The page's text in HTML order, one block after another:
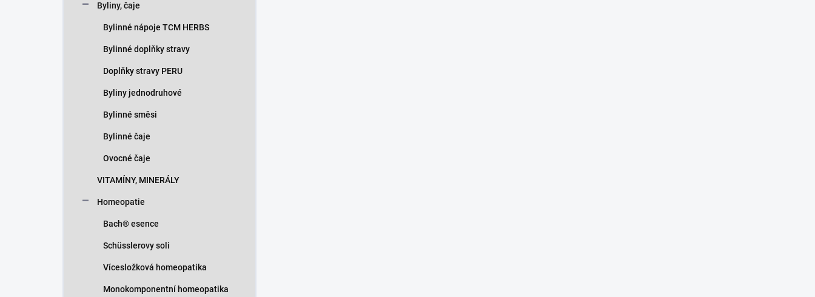
Byliny, čaje
Bylinné nápoje TCM HERBS
Bylinné doplňky stravy
Doplňky stravy PERU
Byliny jednodruhové
Bylinné směsi
Bylinné čaje
Ovocné čaje
VITAMÍNY, MINERÁLY
Homeopatie
Bach® esence
Schüsslerovy soli
Vícesložková homeopatika
Monokomponentní homeopatika